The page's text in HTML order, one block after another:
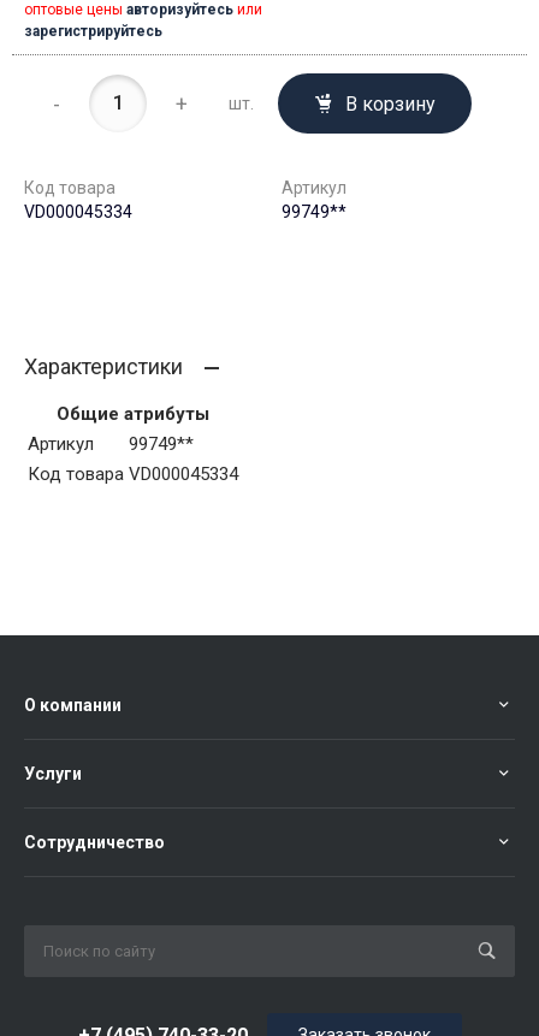
оптовые цены авторизуйтесь или
зарегистрируйтесь
- + шт. В корзину
Код товара
VD000045334
Артикул
99749**
Характеристики
Общие атрибуты
Артикул
99749**
Код товара VD000045334
О компании
Услуги
Сотрудничество